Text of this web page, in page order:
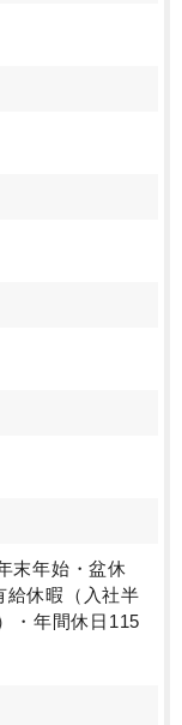
末年始・盆休
給休暇（入社半
・年間休日115